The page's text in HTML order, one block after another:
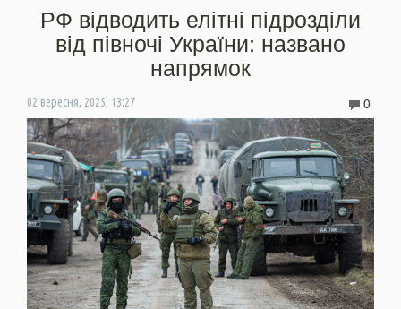
РФ відводить елітні підрозділи
від півночі України: названо
напрямок
02 вересня, 2025, 13:27 0